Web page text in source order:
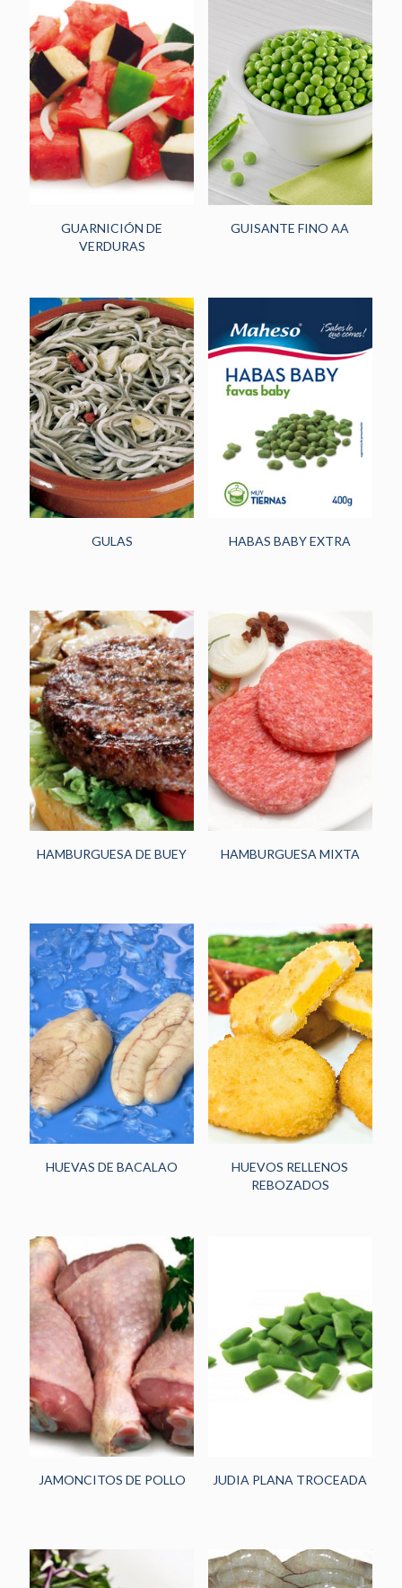
GUARNICIÓN DE
VERDURAS
GUISANTE FINO AA
GULAS HABAS BABY EXTRA
HAMBURGUESA DE BUEY HAMBURGUESA MIXTA
HUEVAS DE BACALAO
HUEVOS RELLENOS
REBOZADOS
JAMONCITOS DE POLLO JUDIA PLANA TROCEADA